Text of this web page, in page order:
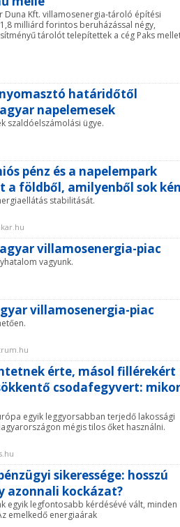
Duna Kft. villamosenergia-tároló építési
milliárd forintos beruházással négy,
tárolót telepítettek a cég Paks
határidőtől
napelemesek
szaldóelszámolási ügye.
pénz és a napelempark
földből, amilyenből sok
stabilitását.
villamosenergia-piac
vagyunk.
villamosenergia-piac
érte, másol fillérekért
csodafegyvert: mikor
egyik leggyorsabban terjedő lakossági
mégis tilos őket használni.
sikeressége: hosszú
azonnali kockázat?
egyik legfontosabb kérdésévé vált, minden
emelkedő energiaárak